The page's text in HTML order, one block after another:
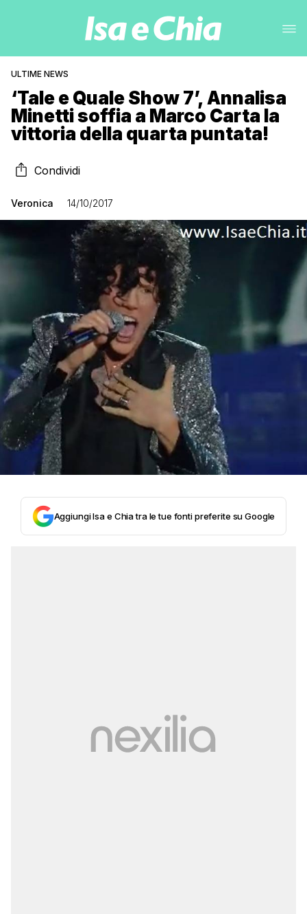
ULTIME NEWS
‘Tale e Quale Show 7’, Annalisa
Minetti soffia a Marco Carta la
vittoria della quarta puntata!
Condividi
Veronica 14/10/2017
Aggiungi Isa e Chia tra le tue fonti preferite su Google